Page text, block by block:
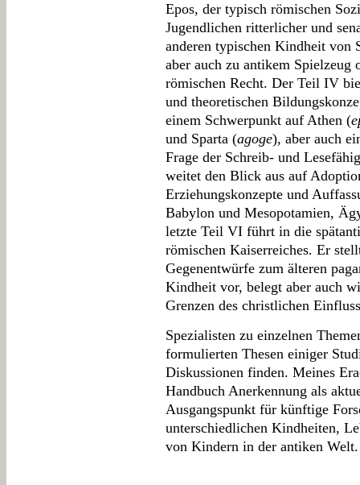
Epos, der typisch römischen
Jugendlichen ritterlicher und
anderen typischen Kindheit von
aber auch zu antikem
römischen Recht. Der Teil IV
und theoretischen
einem Schwerpunkt auf Athen (
und Sparta (agoge), aber auch
Frage der Schreib- und
weitet den Blick aus auf
Erziehungskonzepte und
Babylon und Mesopotamien,
letzte Teil VI führt in die
römischen Kaiserreiches. Er
Gegenentwürfe zum älteren
Kindheit vor, belegt aber auch
Grenzen des christlichen
Spezialisten zu einzelnen
formulierten Thesen einiger
Diskussionen finden. Meines
Handbuch Anerkennung als
Ausgangspunkt für künftige
unterschiedlichen Kindheiten,
von Kindern in der antiken Welt.